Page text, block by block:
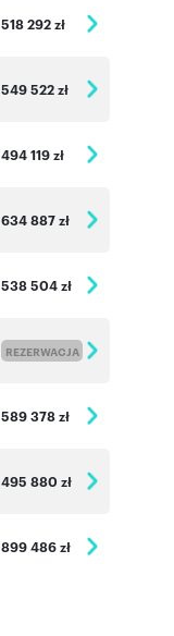
518 292 zł
549 522 zł
494 119 zł
634 887 zł
538 504 zł
REZERWACJA
589 378 zł
495 880 zł
899 486 zł